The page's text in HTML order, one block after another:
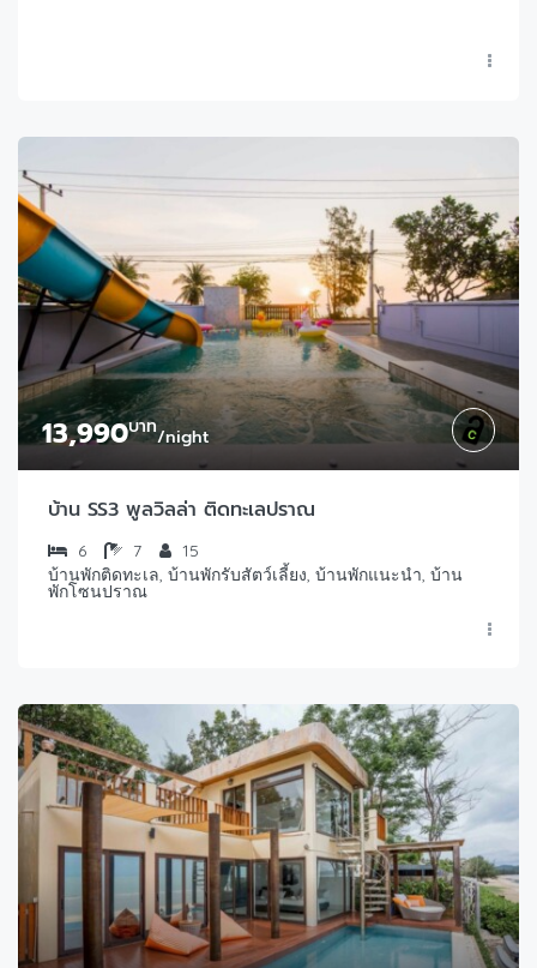
13,990บาท/night
บ้าน SS3 พูลวิลล่า ติดทะเลปราณ
6 7
15
บ้านพักติดทะเล, บ้านพักรับสัตว์เลี้ยง, บ้านพักแนะนำ, บ้าน
พักโซนปราณ